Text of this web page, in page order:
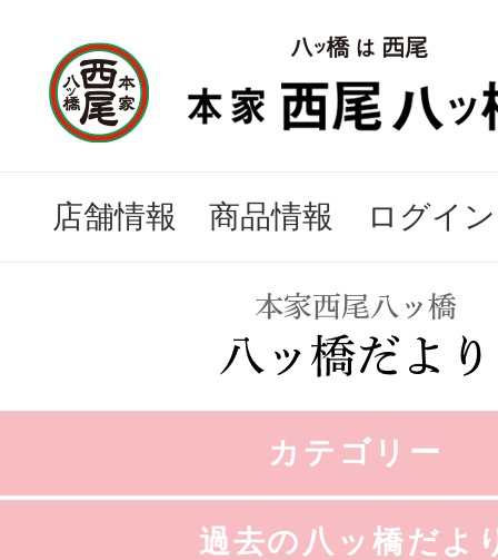
店舗情報 商品情報 ログイン
カテゴリー
過去の八ッ橋だよ